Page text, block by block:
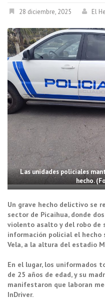
28 diciembre, 2025 El
Las unidades policiales
hecho.
Un grave hecho delictivo se
sector de Picaihua, donde
violento asalto y del robo de
información policial el hecho
Vela, a la altura del estadio
En el lugar, los uniformados
de 25 años de edad, y su
manifestaron que laboran
InDriver.